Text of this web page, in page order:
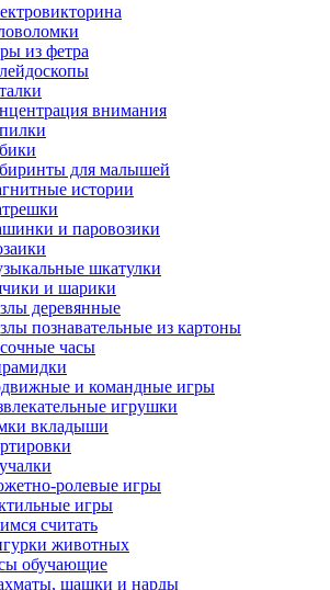
из фетра
внимания
для малышей
истории
и паровозики
шкатулки
и шарики
деревянные
познавательные из картоны
часы
и командные игры
игрушки
вкладыши
ролевые игры
игры
считать
животных
обучающие
шашки и нарды